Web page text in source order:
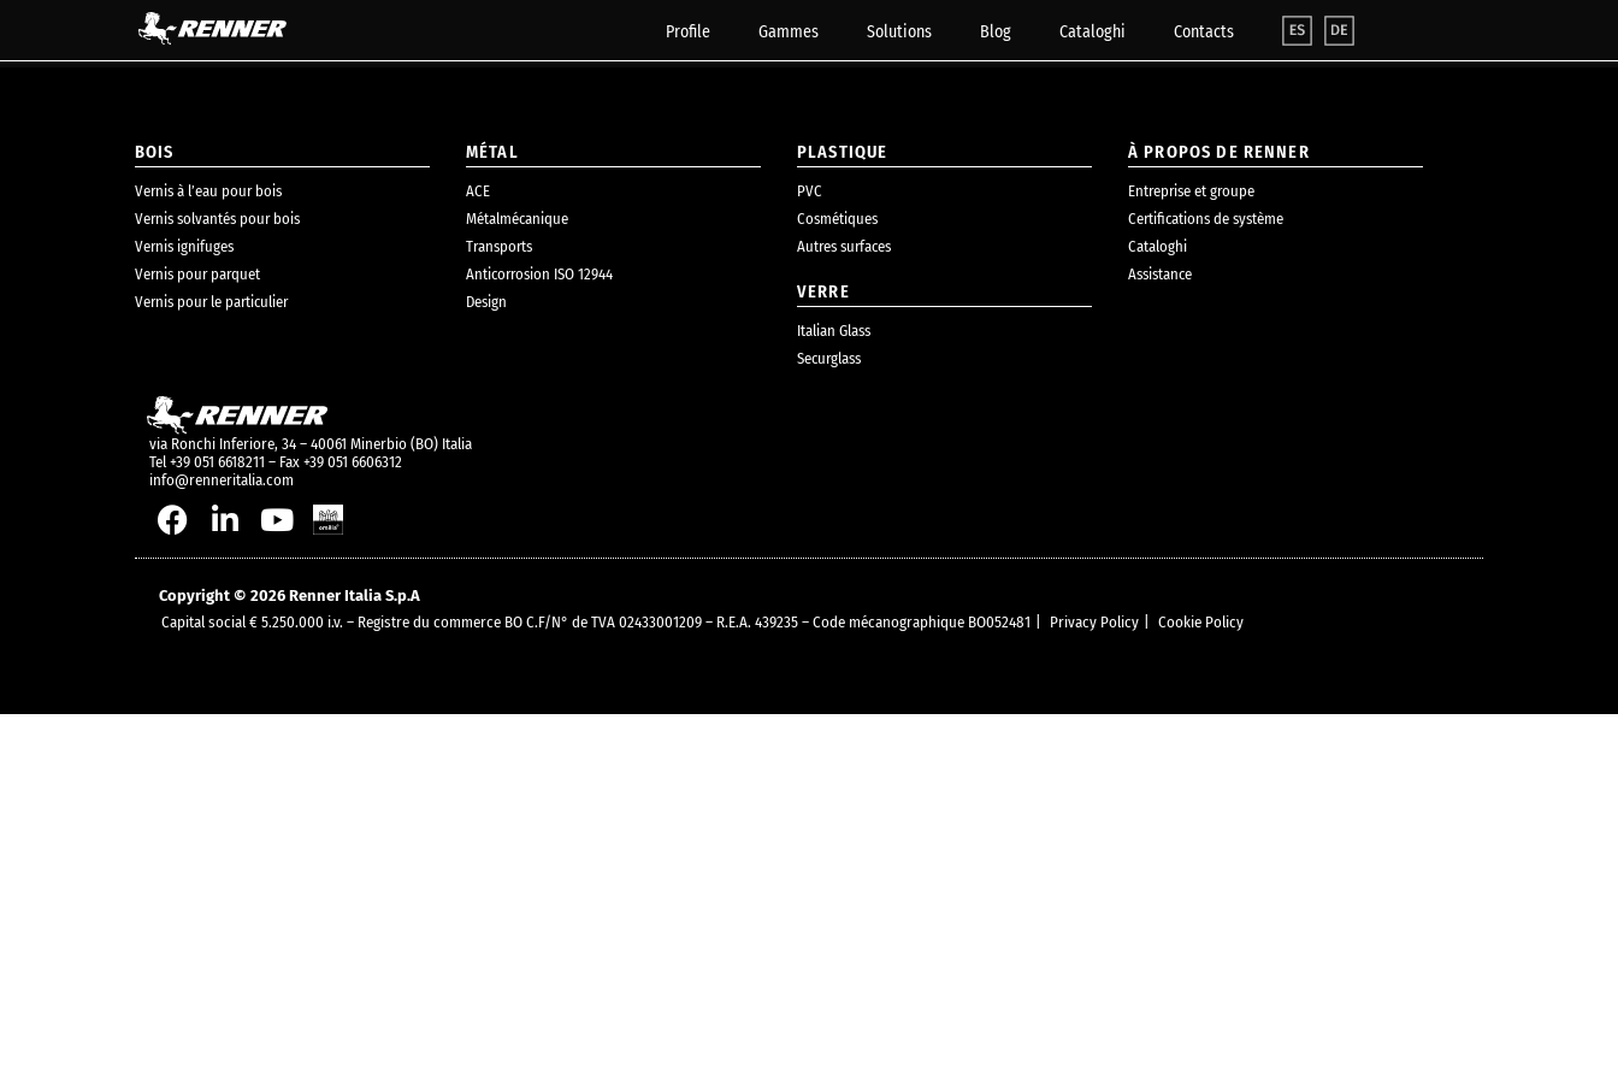
Profile Gammes Solutions Blog Cataloghi Contacts
BOIS
Vernis à l’eau pour bois
Vernis solvantés pour bois
Vernis ignifuges
Vernis pour parquet
Vernis pour le particulier
MÉTAL
ACE
Métalmécanique
Transports
Anticorrosion ISO 12944
Design
PLASTIQUE
PVC
Cosmétiques
Autres surfaces
VERRE
Italian Glass
Securglass
À PROPOS DE RENNER
Entreprise et groupe
Certifications de système
Cataloghi
Assistance
via Ronchi Inferiore, 34 – 40061 Minerbio (BO) Italia
Tel +39 051 6618211 – Fax +39 051 6606312
info@renneritalia.com
Copyright © 2026 Renner Italia S.p.A
Capital social € 5.250.000 i.v. – Registre du commerce BO C.F/N° de TVA 02433001209 – R.E.A. 439235 – Code mécanographique BO052481
Privacy Policy Cookie Policy